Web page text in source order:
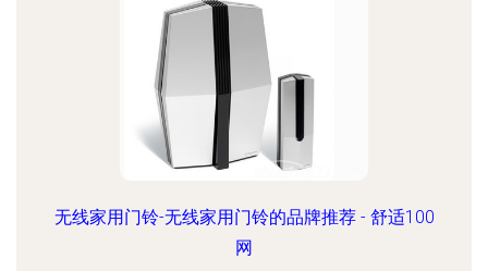
无线家用门铃-无线家用门铃的品牌推荐 - 舒适100
网